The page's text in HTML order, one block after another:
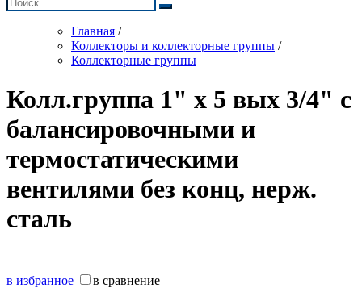
Главная /
Коллекторы и коллекторные группы /
Коллекторные группы
Колл.группа 1" х 5 вых 3/4" с
балансировочными и
термостатическими
вентилями без конц, нерж.
cталь
в избранное в сравнение